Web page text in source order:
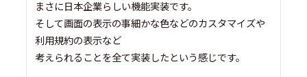
まさに日本企業らしい機能実装です。
そして画面の表示の事細かな色などのカスタマイズや
利用規約の表示など
考えられることを全て実装したという感じです。